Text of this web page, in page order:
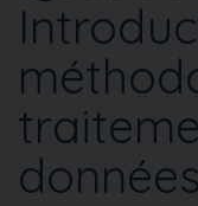
données